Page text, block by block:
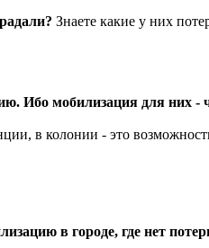
Знаете какие у них
Ибо мобилизация для них -
в колонии - это
в городе, где нет